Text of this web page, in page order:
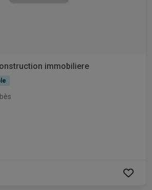
immobiliere